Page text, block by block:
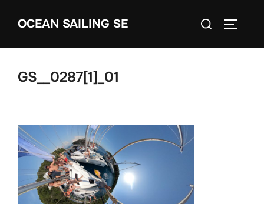
OCEAN SAILING SE
Search
GS__0287[1]_01